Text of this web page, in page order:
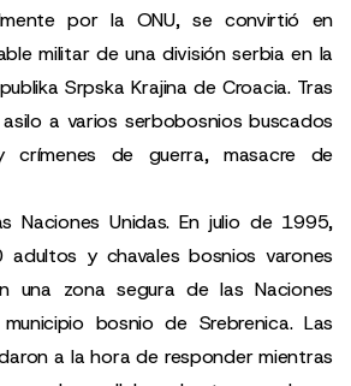
por la ONU, se convirtió en
militar de una división serbia en la
Srpska Krajina de Croacia. Tras
a varios serbobosnios buscados
crímenes de guerra, masacre de
Naciones Unidas. En julio de 1995,
y chavales bosnios varones
una zona segura de las Naciones
bosnio de Srebrenica. Las
a la hora de responder mientras